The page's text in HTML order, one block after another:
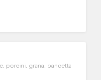
porcini, grana, pancetta